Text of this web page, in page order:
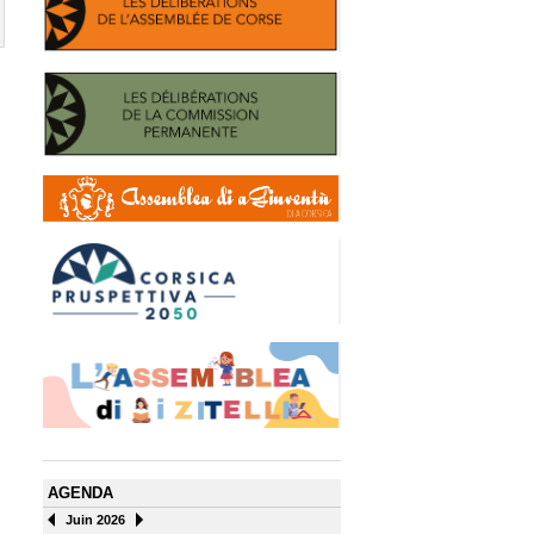
AGENDA
Juin 2026